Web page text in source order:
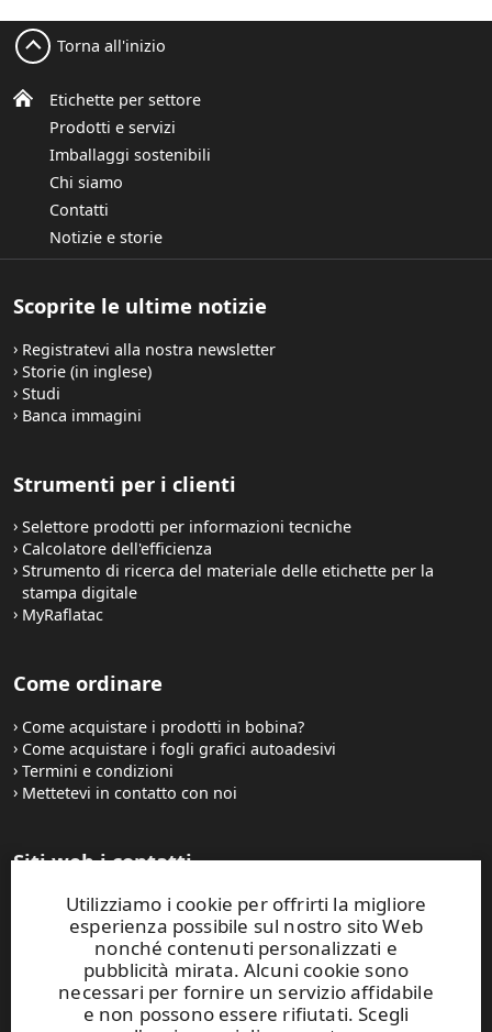
Utilizziamo i cookie per offrirti la migliore
esperienza possibile sul nostro sito Web
nonché contenuti personalizzati e
pubblicità mirata. Alcuni cookie sono
necessari per fornire un servizio affidabile
e non possono essere rifiutati. Scegli
Etichette per settore
Prodotti e servizi
Imballaggi sostenibili
Chi siamo
Contatti
Notizie e storie
Torna all'inizio
Scoprite le ultime notizie
Registratevi alla nostra newsletter
Storie (in inglese)
Studi
Banca immagini
Strumenti per i clienti
Selettore prodotti per informazioni tecniche
Calcolatore dell'efficienza
Strumento di ricerca del materiale delle etichette per la
stampa digitale
MyRaflatac
Come ordinare
Come acquistare i prodotti in bobina?
Come acquistare i fogli grafici autoadesivi
Termini e condizioni
Mettetevi in contatto con noi
Siti web i contatti
UPM Raflatac Graphics Solutions
UPM Raflatac Office Products
UPM Raflatac Industrial Removables
Contatti